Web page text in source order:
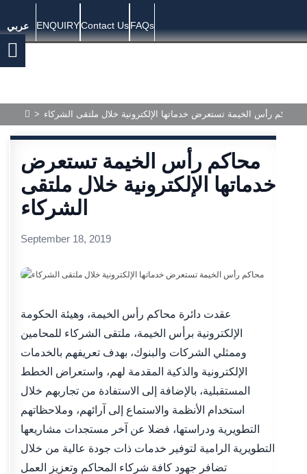
عربي ENQUIRYContact UsFAQs
> محاكم رأس الخيمة تستعرض خدماتها الإلكترونية خلال ملتقى الشركاء
محاكم رأس الخيمة تستعرض
خدماتها الإلكترونية خلال ملتقى
الشركاء
September 18, 2019
عقدت دائرة محاكم رأس الخيمة، وهيئة الحكومة
الإلكترونية برأس الخيمة، ملتقى الشركاء للمحامين
وممثلي الشركات والبنوك، بهدف تعريفهم بالخدمات
الإلكترونية والذكية المقدمة لهم، واستعراض الخطط
المستقبلية، بالإضافة إلى الاستفادة من تجاربهم خلال
استخدام الأنظمة والاستماع إلى آرائهم، وملاحظاتهم
التطويرية ودراستها، فضلا عن آخر مستجدات مشاريعها
التطويرية الرامية لتوفير خدمات ذات جودة عالية من خلال
تضافر جهود كافة شركاء المحاكم وتعزيز العمل